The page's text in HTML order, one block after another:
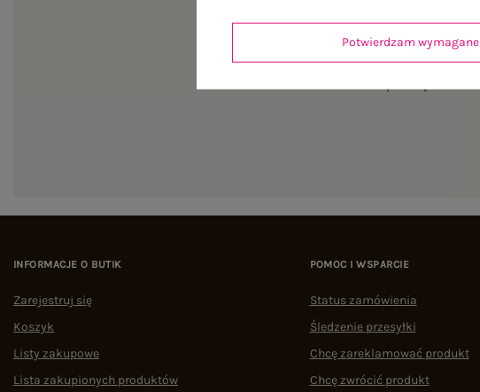
INFORMACJE O BUTIK
Zarejestruj się
Koszyk
Listy zakupowe
Lista zakupionych produktów
POMOC I WSPARCIE
Status zamówienia
Śledzenie przesyłki
Chcę zareklamować produkt
Chcę zwrócić produkt
Potwierdzam wymagane